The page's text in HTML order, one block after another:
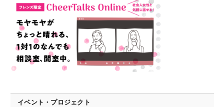
イベント・プロジェクト